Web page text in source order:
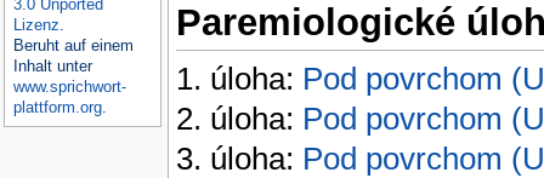
Paremiologické
1. úloha: Pod povrchom
2. úloha: Pod povrchom
3. úloha: Pod povrchom
3.0 Unported
Lizenz.
Beruht auf einem
Inhalt unter
www.sprichwort-
plattform.org.